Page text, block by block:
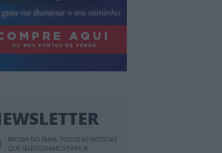
RECEBA NO EMAIL TODOS AS NOTÍCIAS
QUE SELECIONÁMOS PARA SI